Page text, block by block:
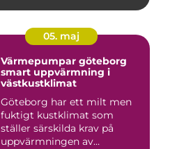
05. maj
Värmepumpar göteborg
smart uppvärmning i
västkustklimat
Göteborg har ett milt men
fuktigt kustklimat som
ställer särskilda krav på
uppvärmningen av